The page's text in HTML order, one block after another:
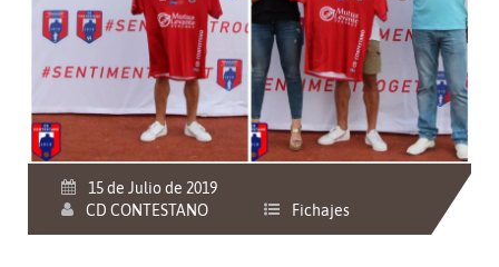
15 de Julio de 2019
CD CONTESTANO
Fichajes